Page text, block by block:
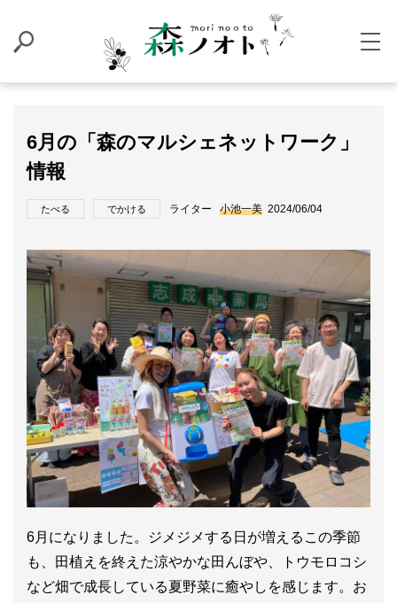
6月の「森のマルシェネットワーク」
情報
たべる でかける ライター 小池一美 2024/06/04
6月になりました。ジメジメする日が増えるこの季節
も、田植えを終えた涼やかな田んぼや、トウモロコシ
など畑で成長している夏野菜に癒やしを感じます。お